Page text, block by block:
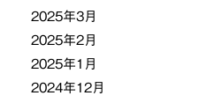
2025年3月
2025年2月
2025年1月
2024年12月